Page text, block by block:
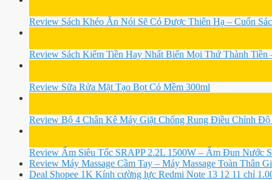
Review Sách Khéo Ăn Nói Sẽ Có Được Thiên Hạ – Cuốn
Review Sách Kiếm Tiền Hay Nhất Biến Mọi Thứ Thành
Review Sữa Rửa Mặt Tạo Bọt Cỏ Mềm 300ml
Review Bộ 4 Chân Kê Máy Giặt Chống Rung Điều Chỉnh Độ
Review Ấm Siêu Tốc SRAPP 2.2L 1500W – Ấm Đun Nước
Review Máy Massage Cầm Tay – Máy Massage Toàn Thân
Deal Shopee 1K Kính cường lực Redmi Note 13 12 11 chỉ